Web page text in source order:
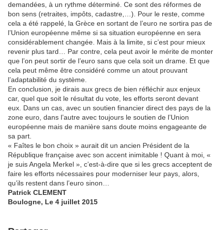
demandées, à un rythme déterminé. Ce sont des réformes de
bon sens (retraites, impôts, cadastre,…). Pour le reste, comme
cela a été rappelé, la Grèce en sortant de l’euro ne sortira pas de
l’Union européenne même si sa situation européenne en sera
considérablement changée. Mais à la limite, si c’est pour mieux
revenir plus tard… Par contre, cela peut avoir le mérite de monter
que l’on peut sortir de l’euro sans que cela soit un drame. Et que
cela peut même être considéré comme un atout prouvant
l’adaptabilité du système.
En conclusion, je dirais aux grecs de bien réfléchir aux enjeux
car, quel que soit le résultat du vote, les efforts seront devant
eux. Dans un cas, avec un soutien financier direct des pays de la
zone euro, dans l’autre avec toujours le soutien de l’Union
européenne mais de manière sans doute moins engageante de
sa part.
« Faîtes le bon choix » aurait dit un ancien Président de la
République française avec son accent inimitable ! Quant à moi, «
je suis Angela Merkel », c’est-à-dire que si les grecs acceptent de
faire les efforts nécessaires pour moderniser leur pays, alors,
qu’ils restent dans l’euro sinon…
Patrick CLEMENT
Boulogne, Le 4 juillet 2015